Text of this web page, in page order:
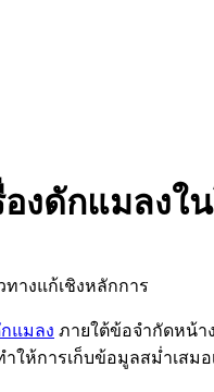
งดักแมลงใ
แมลง ภายใต้ข้อจำกัดหน้า
ห้การเก็บข้อมูลสม่ำเสมอ